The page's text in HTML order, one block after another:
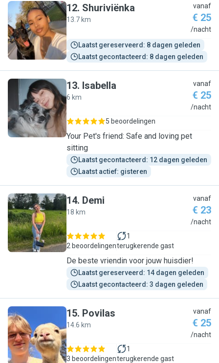
S
12. Shuriviënka
13.7 km
vanaf
€ 25
/nacht
Laatst gereserveerd: 8 dagen geleden
Laatst gecontacteerd: 8 dagen geleden
I
13. Isabella
6 km
vanaf
€ 25
/nacht
5 beoordelingen
Your Pet's friend: Safe and loving pet
sitting
Laatst gecontacteerd: 12 dagen geleden
Laatst actief: gisteren
D
14. Demi
18 km
vanaf
€ 23
/nacht
2 beoordelingen
1
terugkerende gast
De beste vriendin voor jouw huisdier!
Laatst gereserveerd: 14 dagen geleden
Laatst gecontacteerd: 3 dagen geleden
P
15. Povilas
14.6 km
vanaf
€ 25
/nacht
3 beoordelingen
1
terugkerende gast